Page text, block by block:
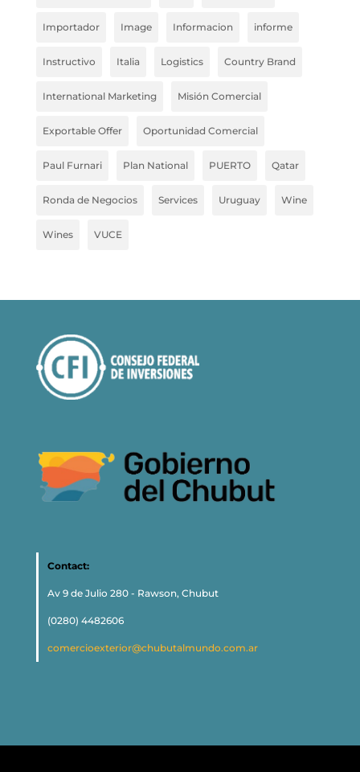
Importador Image Informacion informe
Instructivo Italia Logistics Country Brand
International Marketing Misión Comercial
Exportable Offer Oportunidad Comercial
Paul Furnari Plan National PUERTO Qatar
Ronda de Negocios Services Uruguay Wine
Wines VUCE
Contact:
Av 9 de Julio 280 - Rawson, Chubut
(0280) 4482606
comercioexterior@chubutalmundo.com.ar